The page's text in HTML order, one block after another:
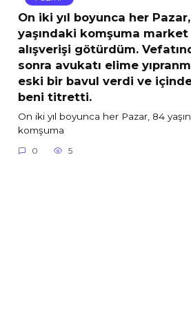
On iki yıl boyunca her
yaşındaki komşuma market
alışverişi götürdüm.
sonra avukatı elime
eski bir bavul verdi ve
beni titretti.
On iki yıl boyunca her Pazar, 84
komşuma
0 5